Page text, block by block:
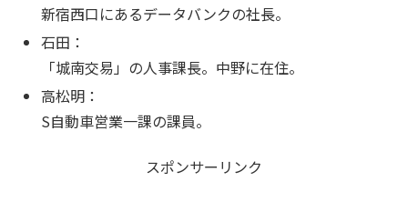
新宿西口にあるデータバンクの社長。
石田：
「城南交易」の人事課長。中野に在住。
高松明：
S自動車営業一課の課員。
スポンサーリンク